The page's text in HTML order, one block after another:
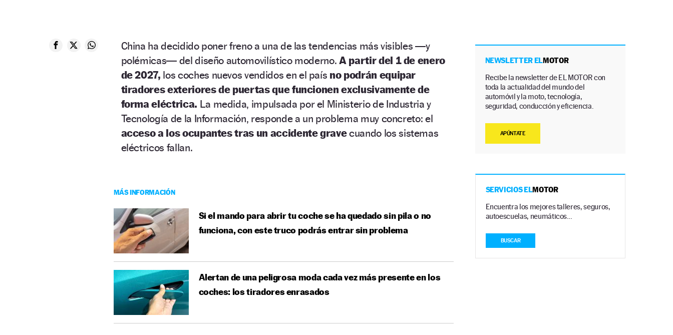
China ha decidido poner freno a una de las tendencias más visibles —y
polémicas— del diseño automovilístico moderno.A partir del 1 de enero
de 2027, los coches nuevos vendidos en el país no podrán equipar
tiradores exteriores de puertas que funcionen exclusivamente de
forma eléctrica. La medida, impulsada por el Ministerio de Industria y
Tecnología de la Información, responde a un problema muy concreto: el
acceso a los ocupantes tras un accidente gravecuando los sistemas
eléctricos fallan.
MÁS INFORMACIÓN
Si el mando para abrir tu coche se ha quedado sin pila o no
funciona, con este truco podrás entrar sin problema
Alertan de una peligrosa moda cada vez más presente en los
coches: los tiradores enrasados
NEWSLETTER ELMOTOR
Recibe la newsletter de EL MOTOR con
toda la actualidad del mundo del
automóvil y la moto, tecnología,
seguridad, conducción y eficiencia.
APÚNTATE
SERVICIOS ELMOTOR
Encuentra los mejores talleres, seguros,
autoescuelas, neumáticos…
BUSCAR